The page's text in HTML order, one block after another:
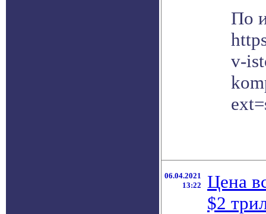
По
v-
06.04.2021
13:22
Цена
$2